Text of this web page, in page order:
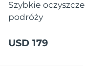
Szybkie
podróży
USD 179